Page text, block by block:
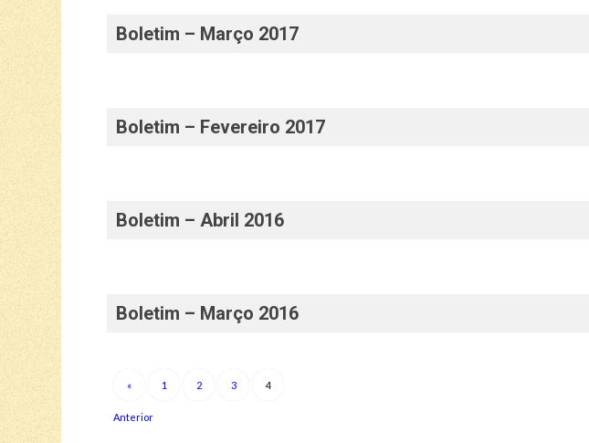
Boletim – Março 2017
Boletim – Fevereiro 2017
Boletim – Abril 2016
Boletim – Março 2016
«
Anterior
1 2 3 4